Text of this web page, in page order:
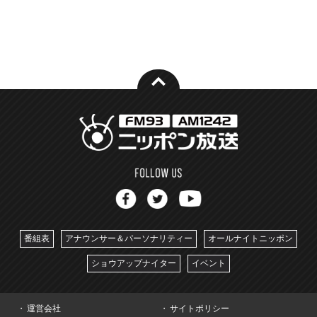
番組表 アナウンサー＆パーソナリティー オールナイトニッポン
ショウアップナイター イベント
運営会社 サイトポリシー